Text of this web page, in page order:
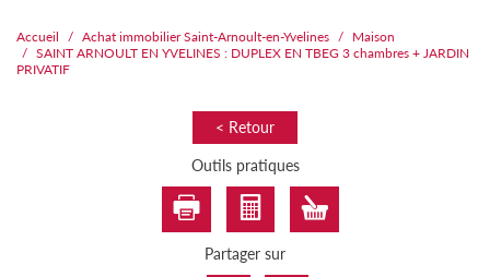
Accueil Achat immobilier Saint-Arnoult-en-Yvelines
Maison
SAINT ARNOULT EN YVELINES : DUPLEX EN TBEG 3 chambres + JARDIN
PRIVATIF
< Retour
Outils pratiques
Partager sur